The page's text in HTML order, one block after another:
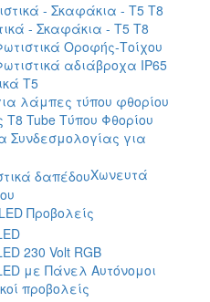
- Σκαφάκια - Τ5 T8
Οροφής-Τοίχου
αδιάβροχα IP65
T5
λάμπες τύπου φθορίου
Tube Τύπου Φθορίου
Συνδεσμολογίας για
Χωνευτά
LED Προβολείς
230 Volt RGB
με Πάνελ Αυτόνομοι
προβολείς